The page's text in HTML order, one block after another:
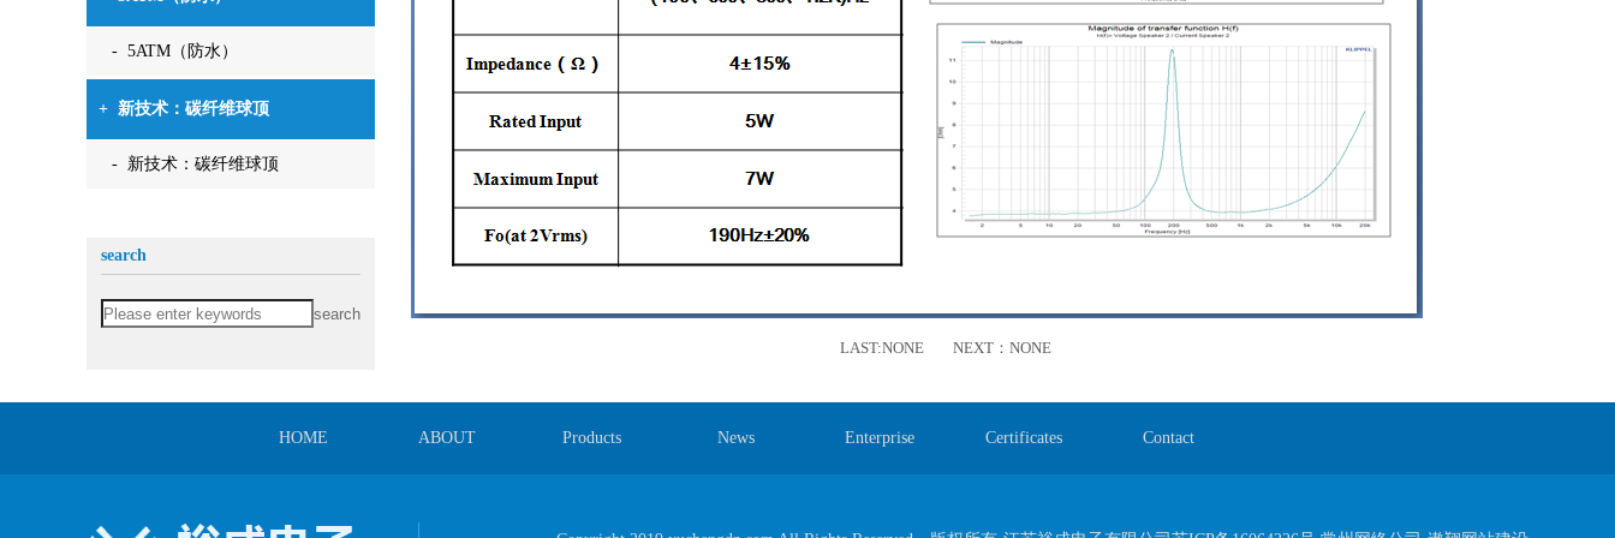
- 5ATM（防水）
+ 新技术：碳纤维球顶
- 新技术：碳纤维球顶
search
LAST:NONE NEXT：NONE
HOME ABOUT Products News Enterprise Certificates Contact